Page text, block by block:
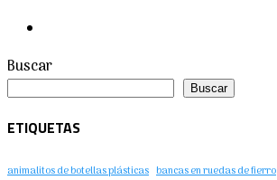
Buscar
Buscar
ETIQUETAS
animalitos de botellas plásticas bancas en ruedas de fierro